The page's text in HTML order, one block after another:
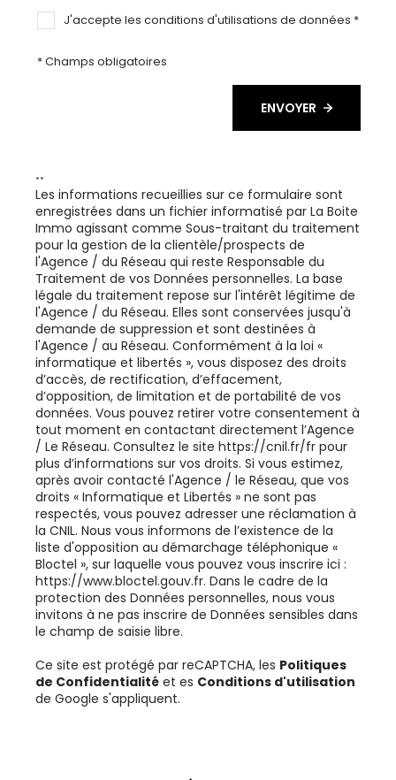
J'accepte les conditions d'utilisations de données *
* Champs obligatoires
ENVOYER
**
Les informations recueillies sur ce formulaire sont
enregistrées dans un fichier informatisé par La Boite
Immo agissant comme Sous-traitant du traitement
pour la gestion de la clientèle/prospects de
l'Agence / du Réseau qui reste Responsable du
Traitement de vos Données personnelles. La base
légale du traitement repose sur l'intérêt légitime de
l'Agence / du Réseau. Elles sont conservées jusqu'à
demande de suppression et sont destinées à
l'Agence / au Réseau. Conformément à la loi «
informatique et libertés », vous disposez des droits
d’accès, de rectification, d’effacement,
d’opposition, de limitation et de portabilité de vos
données. Vous pouvez retirer votre consentement à
tout moment en contactant directement l’Agence
/ Le Réseau. Consultez le site https://cnil.fr/fr pour
plus d’informations sur vos droits. Si vous estimez,
après avoir contacté l'Agence / le Réseau, que vos
droits « Informatique et Libertés » ne sont pas
respectés, vous pouvez adresser une réclamation à
la CNIL. Nous vous informons de l’existence de la
liste d'opposition au démarchage téléphonique «
Bloctel », sur laquelle vous pouvez vous inscrire ici :
https://www.bloctel.gouv.fr. Dans le cadre de la
protection des Données personnelles, nous vous
invitons à ne pas inscrire de Données sensibles dans
le champ de saisie libre.
Ce site est protégé par reCAPTCHA, les Politiques
de Confidentialité et es Conditions d'utilisation
de Google s'appliquent.